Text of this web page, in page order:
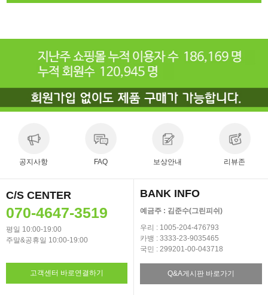
공지사항 FAQ 보상안내 리뷰존
C/S CENTER
070-4647-3519
평일 10:00-19:00
주말&공휴일 10:00-19:00
고객센터 바로연결하기
BANK INFO
예금주 : 김준수(그린피쉬)
우리 : 1005-204-476793
카뱅 : 3333-23-9035465
국민 : 299201-00-043718
Q&A게시판 바로가기